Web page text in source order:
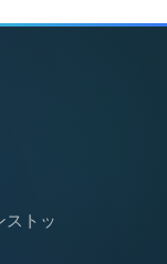
ストッ